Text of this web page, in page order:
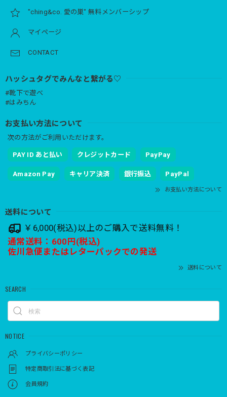
"ching&co. 愛の巣" 無料メンバーシップ
マイページ
CONTACT
ハッシュタグでみんなと繋がる♡
#靴下で遊べ
#はみちん
お支払い方法について
次の方法がご利用いただけます。
PAY ID あと払い クレジットカード PayPay
Amazon Pay キャリア決済 銀行振込 PayPal
お支払い方法について
送料について
￥6,000(税込)以上のご購入で送料無料！
通常送料：600円(税込)
佐川急便またはレターパックでの発送
送料について
SEARCH
NOTICE
プライバシーポリシー
特定商取引法に基づく表記
会員規約